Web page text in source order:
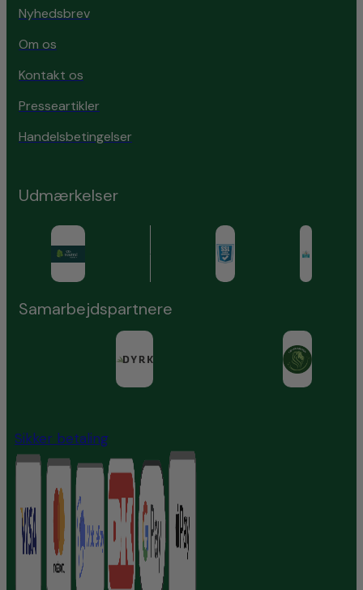
Nyhedsbrev
Om os
Kontakt os
Presseartikler
Handelsbetingelser
Udmærkelser
Samarbejdspartnere
Sikker betaling